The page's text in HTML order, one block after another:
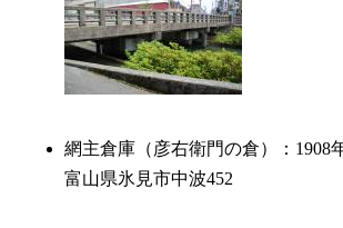
網主倉庫（彦右衛門の倉）：1908
富山県氷見市中波452